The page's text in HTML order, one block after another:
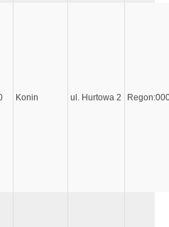
Konin ul. Hurtowa 2